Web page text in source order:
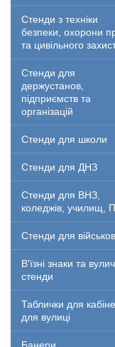
Стенди з техніки
безпеки, охорони
та цивільного
Стенди для
держустанов,
підприємств та
організацій
Стенди для школи
Стенди для ДНЗ
Стенди для ВНЗ,
коледжів, училищ,
Стенди для
В'їзні знаки та
стенди
Таблички для
для вулиці